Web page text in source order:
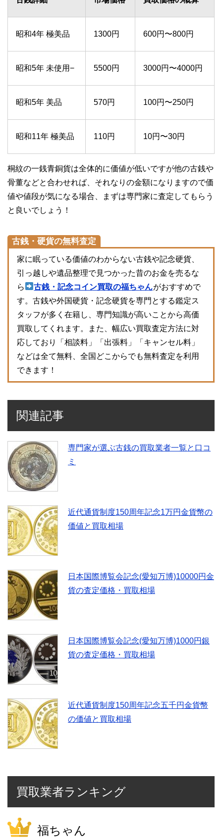
昭和4年 極美品 1300円 600円〜800円
昭和5年 未使用− 5500円 3000円〜4000円
昭和5年 美品 570円 100円〜250円
昭和11年 極美品 110円 10円〜30円
桐紋の一銭青銅貨は全体的に価値が低いですが他の古銭や
骨董などと合わせれば、それなりの金額になりますので価
値や値段が気になる場合、まずは専門家に査定してもらう
と良いでしょう！
古銭・硬貨の無料査定
家に眠っている価値のわからない古銭や記念硬貨、
引っ越しや遺品整理で見つかった昔のお金を売るな
ら
古銭・記念コイン買取の福ちゃんがおすすめで
す。古銭や外国硬貨・記念硬貨を専門とする鑑定ス
タッフが多く在籍し、専門知識が高いことから高価
買取してくれます。また、幅広い買取査定方法に対
応しており「相談料」「出張料」「キャンセル料」
などは全て無料、全国どこからでも無料査定を利用
できます！
関連記事
専門家が選ぶ古銭の買取業者一覧と口コ
ミ
近代通貨制度150周年記念1万円金貨幣の
価値と買取相場
日本国際博覧会記念(愛知万博)10000円金
貨の査定価格・買取相場
日本国際博覧会記念(愛知万博)1000円銀
貨の査定価格・買取相場
近代通貨制度150周年記念五千円金貨幣
の価値と買取相場
買取業者ランキング
福ちゃん